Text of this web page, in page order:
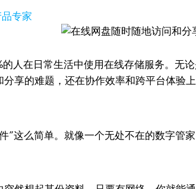
专家
人在日常生活中使用在线存储服务。无
享的难题，还在协作效率和跨平台体验上
”这么简单。就像一个无处不在的数字管